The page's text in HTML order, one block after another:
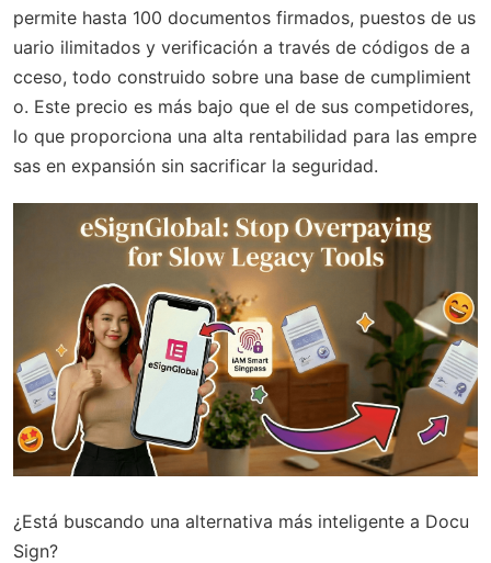
permite hasta 100 documentos firmados, puestos de us
uario ilimitados y verificación a través de códigos de a
cceso, todo construido sobre una base de cumplimient
o. Este precio es más bajo que el de sus competidores,
lo que proporciona una alta rentabilidad para las empre
sas en expansión sin sacrificar la seguridad.
¿Está buscando una alternativa más inteligente a Docu
Sign?